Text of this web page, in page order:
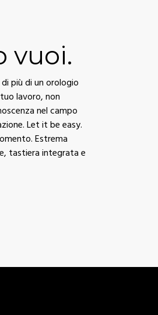
vuoi.
più di un orologio
lavoro, non
nel campo
Let it be easy.
Estrema
tastiera integrata e